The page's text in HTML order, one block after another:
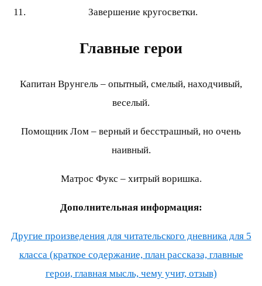
Завершение кругосветки.
Главные герои
Капитан Врунгель – опытный, смелый, находчивый,
веселый.
Помощник Лом – верный и бесстрашный, но очень
наивный.
Матрос Фукс – хитрый воришка.
Дополнительная информация:
Другие произведения для читательского дневника для 5
класса (краткое содержание, план рассказа, главные
герои, главная мысль, чему учит, отзыв)